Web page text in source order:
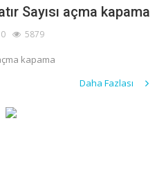
Sayısı açma kapama
0 5879
kapama
Daha Fazlası